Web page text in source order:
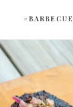
#BARBECUE